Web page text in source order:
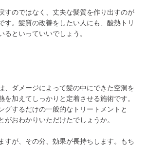
すのではなく、丈夫な髪質を作り出すのが
す。髪質の改善をしたい人にも、酸熱トリ
るといっていいでしょう。
、ダメージによって髪の中にできた空洞を
を加えてしっかりと定着させる施術です。
グするだけの一般的なトリートメントと
がおわかりいただけたでしょうか。
すが、その分、効果が長持ちします。もち